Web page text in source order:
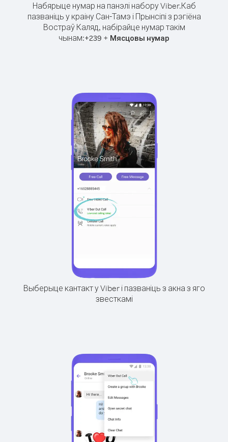
Набярыце нумар на панэлі набору Viber.Каб
пазваніць у краіну Сан-Тамэ і Прынсіпі з рэгіёна
Востраў Каляд, набірайце нумар такім
чынам:+239 + Мясцовы нумар
Выберыце кантакт у Viber і пазваніць з акна з яго
звесткамі